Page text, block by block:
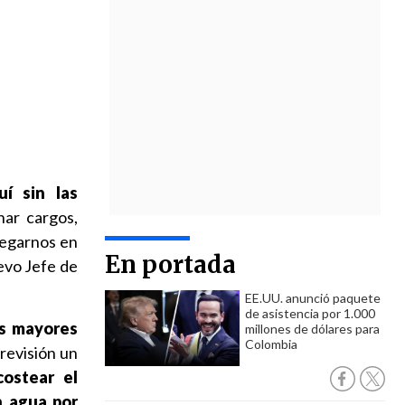
En portada
EE.UU. anunció paquete
de asistencia por 1.000
millones de dólares para
Colombia
sin las
cargos,
en
Jefe de
mayores
un
el